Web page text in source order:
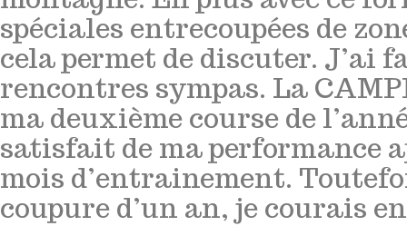
spéciales entrecoupées de
cela permet de discuter. J’ai
rencontres sympas. La
ma deuxième course de
satisfait de ma performance
mois d’entrainement.
coupure d’un an, je courais